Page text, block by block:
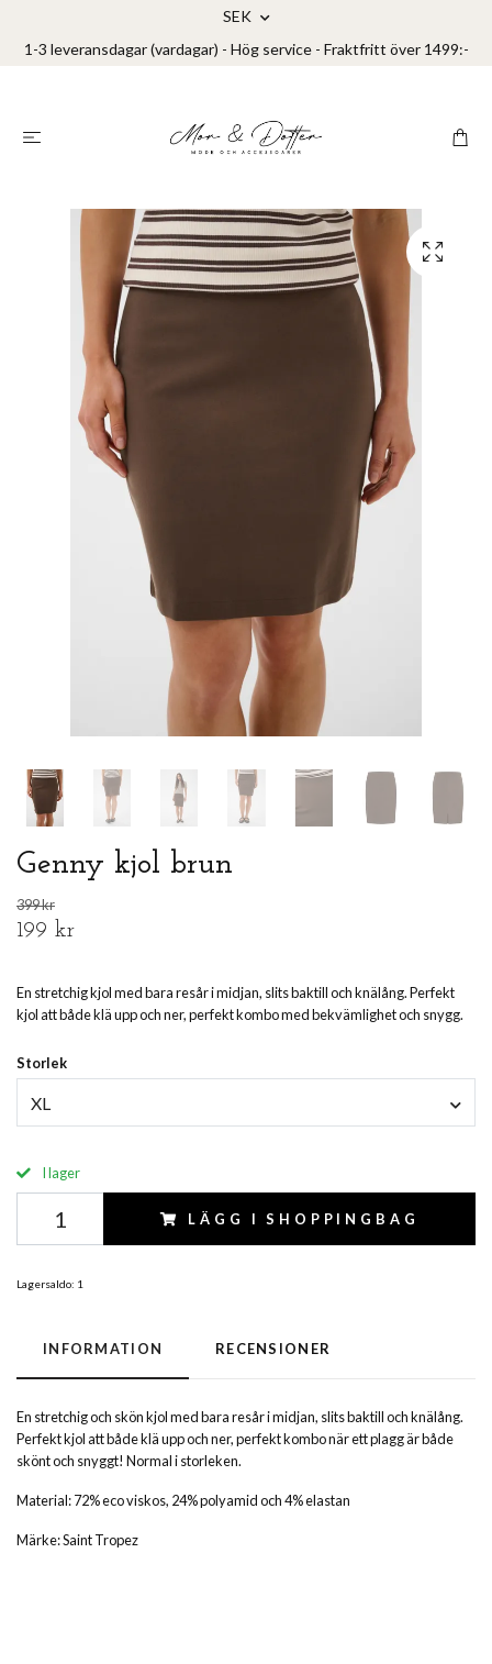
SEK
1-3 leveransdagar (vardagar) - Hög service - Fraktfritt över 1499:-
Genny kjol brun
399 kr
199 kr
En stretchig kjol med bara resår i midjan, slits baktill och knälång. Perfekt
kjol att både klä upp och ner, perfekt kombo med bekvämlighet och snygg.
Storlek
XL
I lager
LÄGG I SHOPPINGBAG
Lagersaldo: 1
INFORMATION RECENSIONER
En stretchig och skön kjol med bara resår i midjan, slits baktill och knälång.
Perfekt kjol att både klä upp och ner, perfekt kombo när ett plagg är både
skönt och snyggt! Normal i storleken.
Material: 72% eco viskos, 24% polyamid och 4% elastan
Märke: Saint Tropez